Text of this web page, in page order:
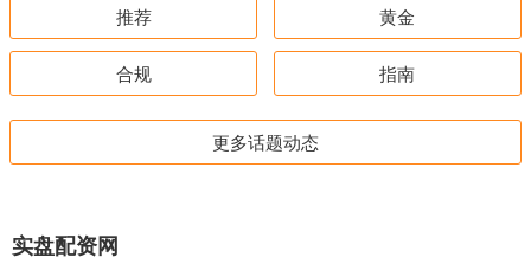
推荐 黄金
合规 指南
更多话题动态
实盘配资网